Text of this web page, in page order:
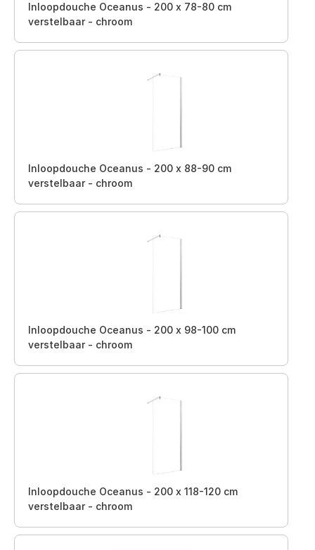
Inloopdouche Oceanus - 200 x 78-80 cm
verstelbaar - chroom
Inloopdouche Oceanus - 200 x 88-90 cm
verstelbaar - chroom
Inloopdouche Oceanus - 200 x 98-100 cm
verstelbaar - chroom
Inloopdouche Oceanus - 200 x 118-120 cm
verstelbaar - chroom